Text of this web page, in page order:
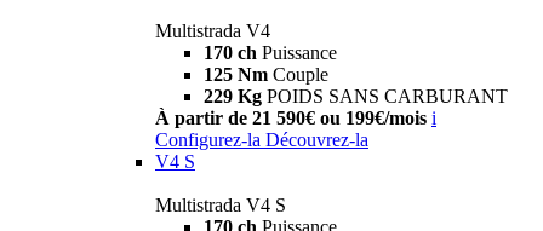
Multistrada V4
170 ch Puissance
125 Nm Couple
229 Kg POIDS SANS CARBURANT
À partir de 21 590€ ou 199€/mois i
Configurez-la Découvrez-la
V4 S
Multistrada V4 S
170 ch Puissance